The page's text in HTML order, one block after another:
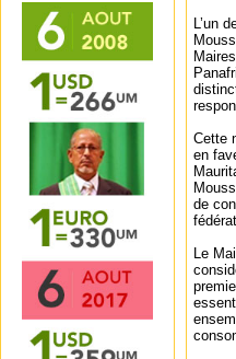
L’un
Cette
en
de
Le